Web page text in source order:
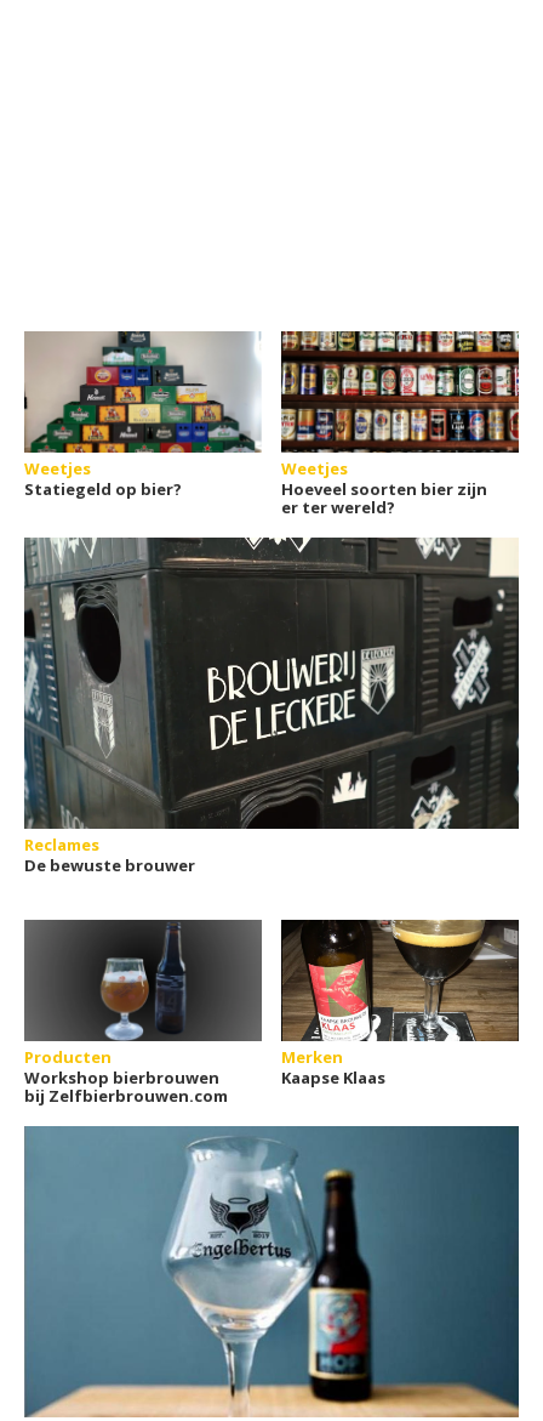
Weetjes
Statiegeld op bier?
Weetjes
Hoeveel soorten bier zijn
er ter wereld?
Reclames
De bewuste brouwer
Producten
Workshop bierbrouwen
bij Zelfbierbrouwen.com
Merken
Kaapse Klaas